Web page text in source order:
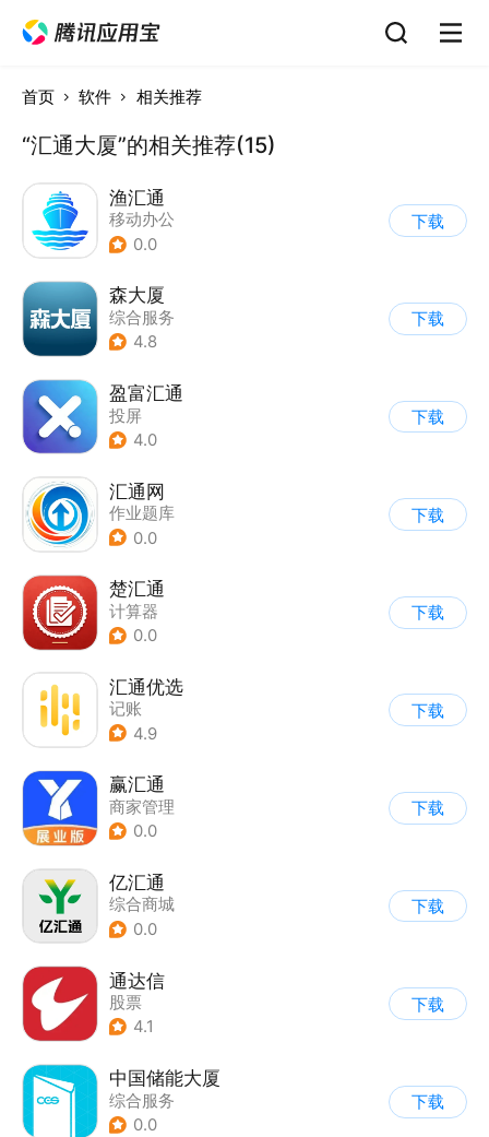
首页 软件 相关推荐
“汇通大厦”的相关推荐(15)
渔汇通
移动办公
0.0
下载
森大厦
综合服务
4.8
下载
盈富汇通
投屏
4.0
下载
汇通网
作业题库
0.0
下载
楚汇通
计算器
0.0
下载
汇通优选
记账
4.9
下载
赢汇通
商家管理
0.0
下载
亿汇通
综合商城
0.0
下载
通达信
股票
4.1
下载
中国储能大厦
综合服务
0.0
下载